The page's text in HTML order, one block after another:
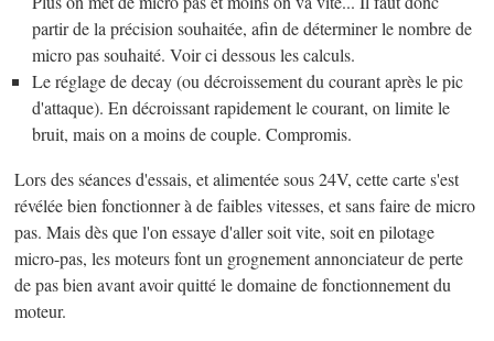
partir de la précision souhaitée, afin de déterminer le nombre de
micro pas souhaité. Voir ci dessous les calculs.
Le réglage de decay (ou décroissement du courant après le pic
d'attaque). En décroissant rapidement le courant, on limite le
bruit, mais on a moins de couple. Compromis.
Lors des séances d'essais, et alimentée sous 24V, cette carte s'est
révélée bien fonctionner à de faibles vitesses, et sans faire de micro
pas. Mais dès que l'on essaye d'aller soit vite, soit en pilotage
micro-pas, les moteurs font un grognement annonciateur de perte
de pas bien avant avoir quitté le domaine de fonctionnement du
moteur.